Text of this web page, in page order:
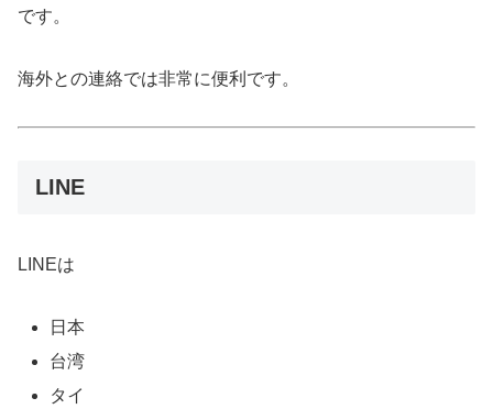
です。
海外との連絡では非常に便利です。
LINE
LINEは
日本
台湾
タイ